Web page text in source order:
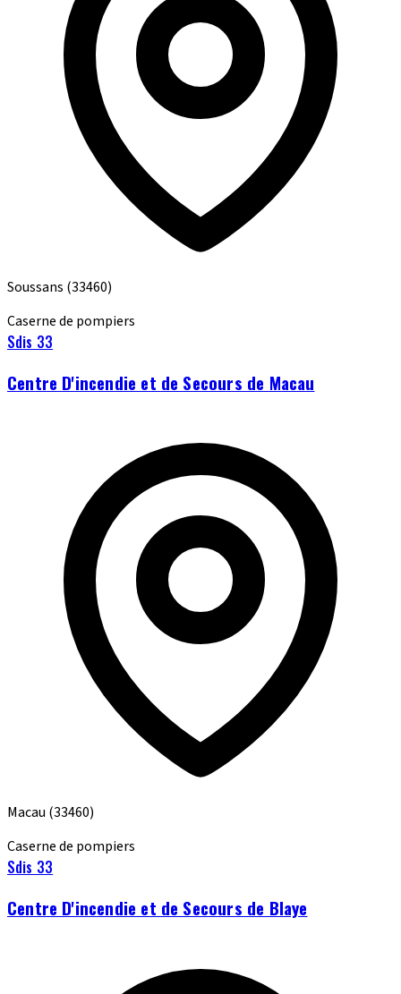
Soussans (33460)
Caserne de pompiers
Sdis 33
Centre D'incendie et de Secours de Macau
Macau (33460)
Caserne de pompiers
Sdis 33
Centre D'incendie et de Secours de Blaye